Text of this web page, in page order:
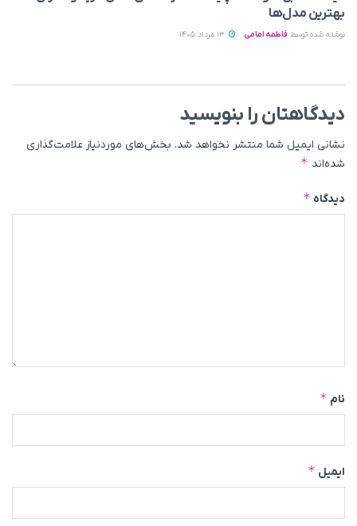
بهترین مدل‌ها
نوشته شده توسط فاطمه امامی
دیدگاهتان را بنویسید
نشانی ایمیل شما منتشر نخواهد شد. بخش‌های موردنیاز علامت‌گذاری
شده‌اند *
دیدگاه *
نام *
ایمیل *